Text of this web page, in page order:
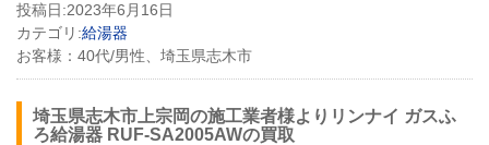
投稿日:2023年6月16日
カテゴリ:給湯器
お客様： 40代/男性、埼玉県志木市
埼玉県志木市上宗岡の施工業者様よりリンナイ ガスふ
ろ給湯器 RUF-SA2005AWの買取